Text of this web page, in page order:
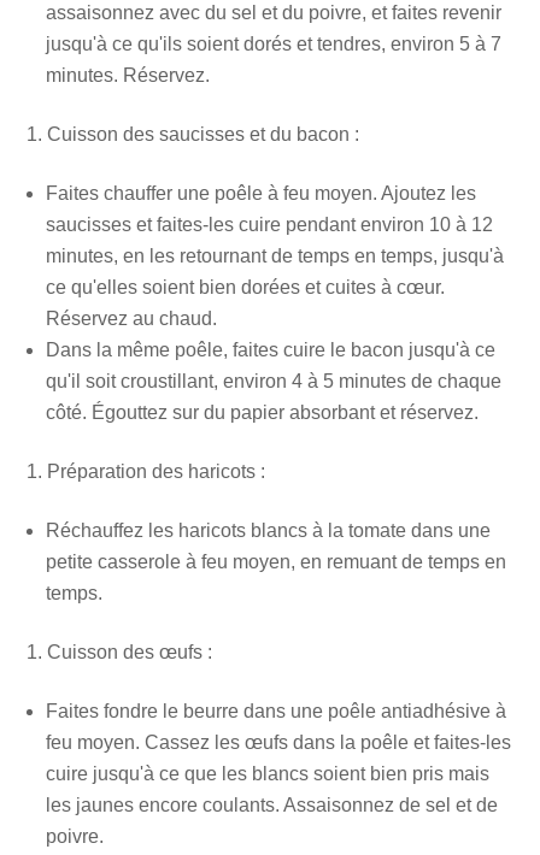
assaisonnez avec du sel et du poivre, et faites revenir
jusqu'à ce qu'ils soient dorés et tendres, environ 5 à 7
minutes. Réservez.
Cuisson des saucisses et du bacon :
Faites chauffer une poêle à feu moyen. Ajoutez les
saucisses et faites-les cuire pendant environ 10 à 12
minutes, en les retournant de temps en temps, jusqu'à
ce qu'elles soient bien dorées et cuites à cœur.
Réservez au chaud.
Dans la même poêle, faites cuire le bacon jusqu'à ce
qu'il soit croustillant, environ 4 à 5 minutes de chaque
côté. Égouttez sur du papier absorbant et réservez.
Préparation des haricots :
Réchauffez les haricots blancs à la tomate dans une
petite casserole à feu moyen, en remuant de temps en
temps.
Cuisson des œufs :
Faites fondre le beurre dans une poêle antiadhésive à
feu moyen. Cassez les œufs dans la poêle et faites-les
cuire jusqu'à ce que les blancs soient bien pris mais
les jaunes encore coulants. Assaisonnez de sel et de
poivre.